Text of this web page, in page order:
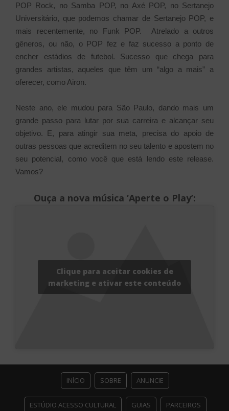
POP Rock, no Samba POP, no Axé POP, no Sertanejo
Universitário, que podemos chamar de Sertanejo POP, e
mais recentemente, no Funk POP. Atrelado a outros
gêneros, ou não, o POP fez e faz sucesso a ponto de
encher estádios de futebol. Sucesso que chega para
grandes artistas, aqueles que têm um “algo a mais” a
oferecer, como Airon.
Neste ano, ele mudou para São Paulo, dando mais um
grande passo para lutar por sua carreira e alcançar seu
objetivo. E, para atingir sua meta, precisa do apoio de
outras pessoas que acreditem no seu talento e apostem no
seu potencial, como você que está lendo este release.
Vamos?
Ouça a nova música ‘Aperte o Play’:
Clique para aceitar cookies de
marketing e ativar este conteúdo
INÍCIO SOBRE ANUNCIE
ESTÚDIO ACESSO CULTURAL GUIAS PARCEIROS